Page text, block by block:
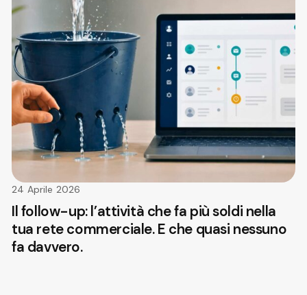
Il follow-up: l’attività che fa più soldi nella
tua rete commerciale. E che quasi nessuno
fa davvero.
24 Aprile 2026